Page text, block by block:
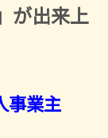
が出来上
事業主